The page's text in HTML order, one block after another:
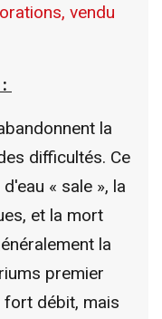
vendu
la
difficultés. Ce
« sale », la
et la mort
la
premier
débit, mais